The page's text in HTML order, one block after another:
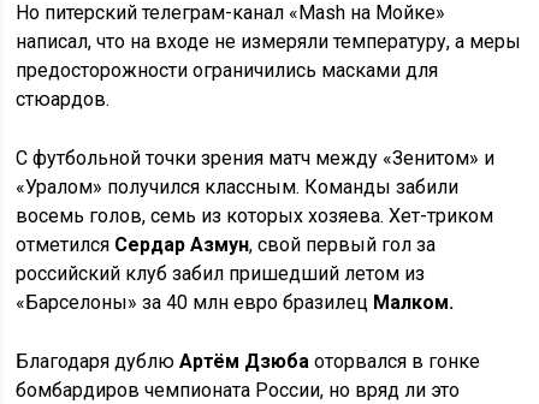
Но питерский телеграм-канал «Mash на Мойке»
написал, что на входе не измеряли температуру, а меры
предосторожности ограничились масками для
стюардов.
С футбольной точки зрения матч между «Зенитом» и
«Уралом» получился классным. Команды забили
восемь голов, семь из которых хозяева. Хет-триком
отметился Сердар Азмун, свой первый гол за
российский клуб забил пришедший летом из
«Барселоны» за 40 млн евро бразилец Малком.
Благодаря дублюАртём Дзюба оторвался в гонке
бомбардиров чемпионата России, но вряд ли это